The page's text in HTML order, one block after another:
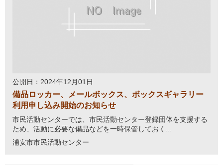
公開日：2024年12月01日
備品ロッカー、メールボックス、ボックスギャラリー
利用申し込み開始のお知らせ
市民活動センターでは、市民活動センター登録団体を支援する
ため、活動に必要な備品などを一時保管しておく...
浦安市市民活動センター